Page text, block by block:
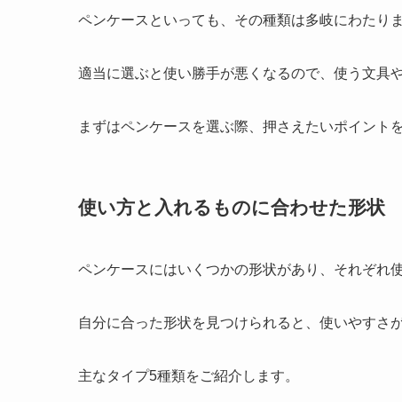
ペンケースといっても、その種類は多岐にわたりま
適当に選ぶと使い勝手が悪くなるので、使う文具
まずはペンケースを選ぶ際、押さえたいポイント
使い方と入れるものに合わせた形状
ペンケースにはいくつかの形状があり、それぞれ
自分に合った形状を見つけられると、使いやすさ
主なタイプ5種類をご紹介します。